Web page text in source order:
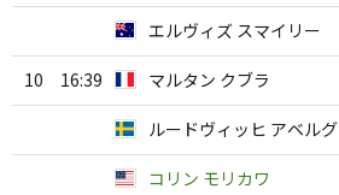
エルヴィズ スマイリー
10 16:39 マルタン クブラ
ルードヴィッヒ アベルグ
コリン モリカワ